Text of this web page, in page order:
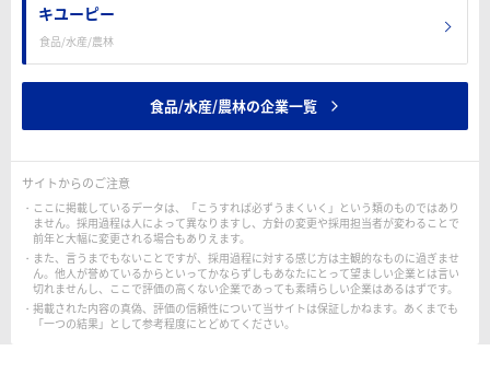
キユーピー
食品/水産/農林
食品/水産/農林の企業一覧
サイトからのご注意
ここに掲載しているデータは、「こうすれば必ずうまくいく」という類のものではあり
ません。採用過程は人によって異なりますし、方針の変更や採用担当者が変わることで
前年と大幅に変更される場合もありえます。
また、言うまでもないことですが、採用過程に対する感じ方は主観的なものに過ぎませ
ん。他人が誉めているからといってかならずしもあなたにとって望ましい企業とは言い
切れませんし、ここで評価の高くない企業であっても素晴らしい企業はあるはずです。
掲載された内容の真偽、評価の信頼性について当サイトは保証しかねます。あくまでも
「一つの結果」として参考程度にとどめてください。